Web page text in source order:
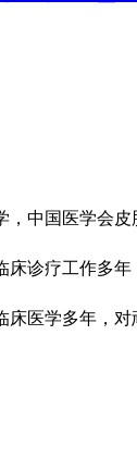
中国医学会
诊疗工作多
床医学多年，